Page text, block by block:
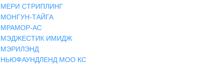
МЕРИ СТРИПЛИНГ
МОНГУН-ТАЙГА
МРАМОР-АС
МЭДЖЕСТИК ИМИДЖ
МЭРИЛЭНД
НЬЮФАУНДЛЕНД МОО КС